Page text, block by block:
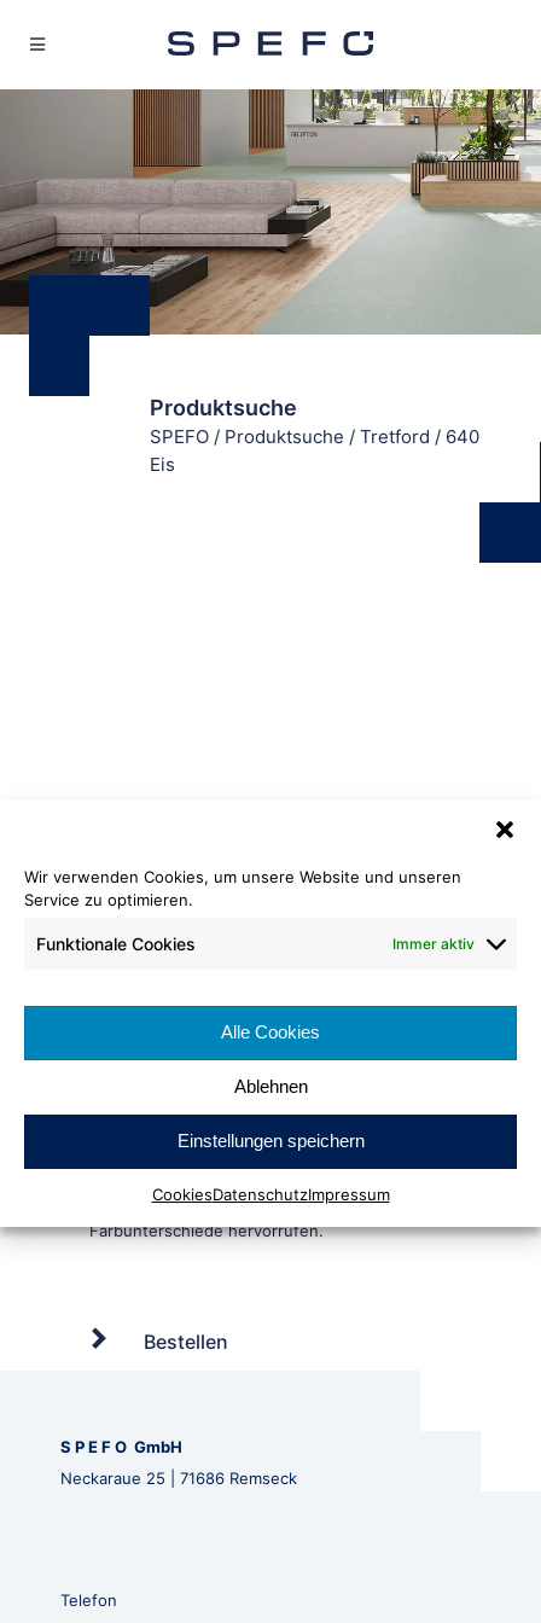
Wir verwenden Cookies, um unsere Website und unseren
Service zu optimieren.
Funktionale Cookies Immer aktiv
Alle Cookies
Ablehnen
Einstellungen speichern
CookiesDatenschutzImpressum
Produktsuche
SPEFO / Produktsuche / Tretford / 640
Eis
Bahnenware
Rollenlänge: ca
Fliesenlänge: 50 cm
5 QM
Bestellen
S P E F O GmbH
Neckaraue 25 | 71686 Remseck
Telefon